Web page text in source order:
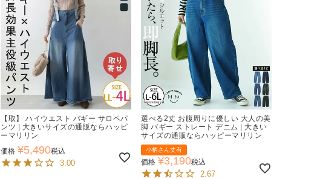
【取】 ハイウエスト バギー サロペパ
ンツ | 大きいサイズの通販ならハッピ
ーマリリン
価格 ¥5,490税込
3.00
選べる2丈 お腹周りに優しい 大人の美
脚 バギー ストレート デニム | 大きい
サイズの通販ならハッピーマリリン
小柄さん丈有
価格 ¥3,190税込
2.67